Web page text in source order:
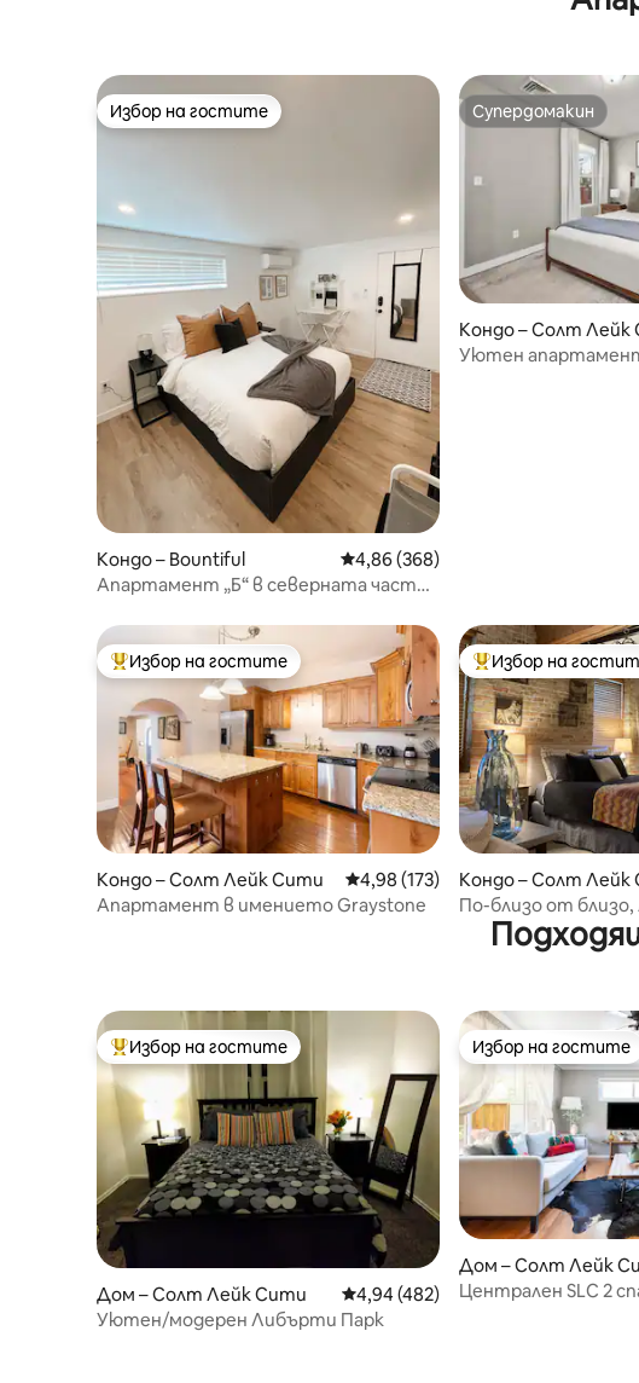
Избор на гостите
Избор на гостите
Кондо – Bountiful Средна оценка: 4,86 от 5, 368
4,86 (368)
Апартамент „Б“ в северната част
Супердомакин
Супердомакин
Кондо – Солт Лейк
Уютен апартамент
Най-популярен избор на гостите
Избор на гостите
Кондо – Солт Лейк Сити Средна оценка: 4,98 от 5, 173
4,98 (173)
Апартамент в имението Graystone
Най-популярен
Избор на
Кондо – Солт Лейк
По-близо от
на центъра на
Най-популярен избор на гостите
Избор на гостите
Дом – Солт Лейк Сити Средна оценка: 4,94 от 5, 482
4,94 (482)
Уютен/модерен Либърти Парк
Избор на гостите
Избор на гостите
Дом – Солт Лейк
Централен SLC 2